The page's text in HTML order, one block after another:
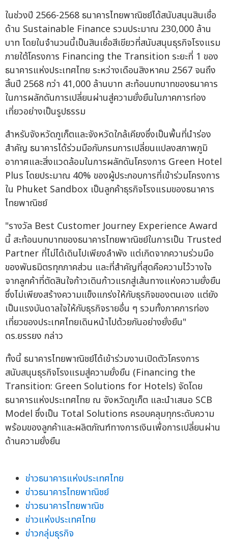
ในช่วงปี 2566-2568 ธนาคารไทยพาณิชย์ได้สนับสนุนสินเชื่อ
ด้าน Sustainable Finance รวมประมาณ 230,000 ล้าน
บาท โดยในจำนวนนี้เป็นสินเชื่อสีเขียวที่สนับสนุนธุรกิจโรงแรม
ภายใต้โครงการ Financing the Transition ระยะที่ 1 ของ
ธนาคารแห่งประเทศไทย ระหว่างเดือนสิงหาคม 2567 จนถึง
สิ้นปี 2568 กว่า 41,000 ล้านบาท สะท้อนบทบาทของธนาคาร
ในการผลักดันการเปลี่ยนผ่านสู่ความยั่งยืนในภาคการท่อง
เที่ยวอย่างเป็นรูปธรรม
สำหรับจังหวัดภูเก็ตและจังหวัดใกล้เคียงซึ่งเป็นพื้นที่นำร่อง
สำคัญ ธนาคารได้ร่วมมือกับกรมการเปลี่ยนแปลงสภาพภูมิ
อากาศและสิ่งแวดล้อมในการผลักดันโครงการ Green Hotel
Plus โดยประมาณ 40% ของผู้ประกอบการที่เข้าร่วมโครงการ
ใน Phuket Sandbox เป็นลูกค้าธุรกิจโรงแรมของธนาคาร
ไทยพาณิชย์
"รางวัล Best Customer Journey Experience Award
นี้ สะท้อนบทบาทของธนาคารไทยพาณิชย์ในการเป็น Trusted
Partner ที่ไม่ได้เดินไปเพียงลำพัง แต่เกิดจากความร่วมมือ
ของพันธมิตรทุกภาคส่วน และที่สำคัญที่สุดคือความไว้วางใจ
จากลูกค้าที่ตัดสินใจก้าวเดินก้าวแรกสู่เส้นทางแห่งความยั่งยืน
ซึ่งไม่เพียงสร้างความแข็งแกร่งให้กับธุรกิจของตนเอง แต่ยัง
เป็นแรงบันดาลใจให้กับธุรกิจรายอื่น ๆ รวมทั้งภาคการท่อง
เที่ยวของประเทศไทยเดินหน้าไปด้วยกันอย่างยั่งยืน"
ดร.ยรรยง กล่าว
ทั้งนี้ ธนาคารไทยพาณิชย์ได้เข้าร่วมงานเปิดตัวโครงการ
สนับสนุนธุรกิจโรงแรมสู่ความยั่งยืน (Financing the
Transition: Green Solutions for Hotels) จัดโดย
ธนาคารแห่งประเทศไทย ณ จังหวัดภูเก็ต และนำเสนอ SCB
Model ซึ่งเป็น Total Solutions ครอบคลุมทุกระดับความ
พร้อมของลูกค้าและผลิตภัณฑ์ทางการเงินเพื่อการเปลี่ยนผ่าน
ด้านความยั่งยืน
ข่าวธนาคารแห่งประเทศไทย
ข่าวธนาคารไทยพาณิชย์
ข่าวธนาคารไทยพาณิช
ข่าวแห่งประเทศไทย
ข่าวกลุ่มธุรกิจ